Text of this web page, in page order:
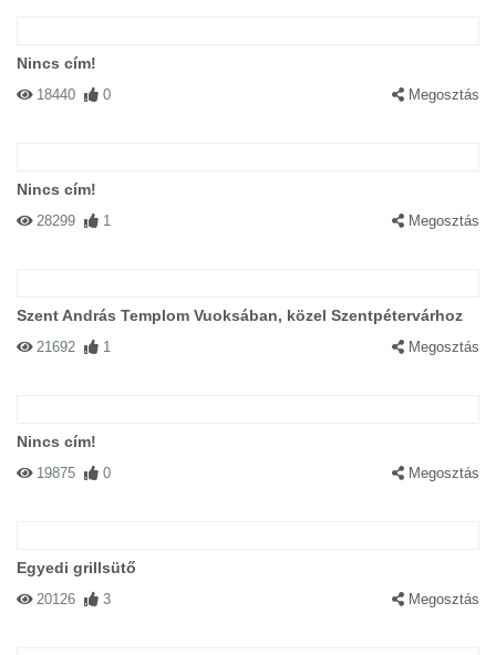
Nincs cím!
18440 0 Megosztás
Nincs cím!
28299 1 Megosztás
Szent András Templom Vuoksában, közel Szentpétervárhoz
21692 1 Megosztás
Nincs cím!
19875 0 Megosztás
Egyedi grillsütő
20126 3 Megosztás